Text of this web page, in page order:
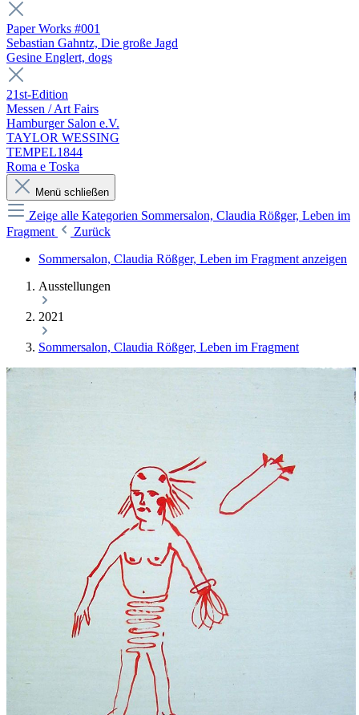
Paper Works #001
Sebastian Gahntz, Die große Jagd
Gesine Englert, dogs
21st-Edition
Messen / Art Fairs
Hamburger Salon e.V.
TAYLOR WESSING
TEMPEL1844
Roma e Toska
Menü schließen
Zeige alle Kategorien Sommersalon, Claudia Rößger, Leben im
Fragment
Zurück
Sommersalon, Claudia Rößger, Leben im Fragment anzeigen
Ausstellungen
2021
Sommersalon, Claudia Rößger, Leben im Fragment